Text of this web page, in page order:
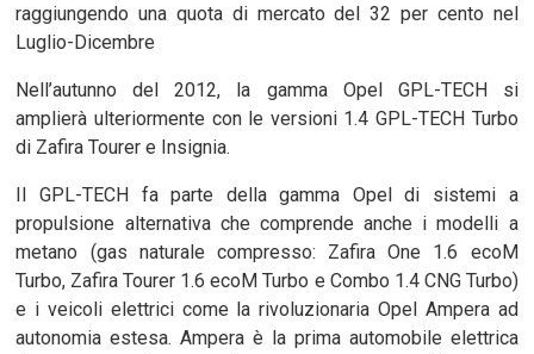
raggiungendo una quota di mercato del 32 per cento nel
Luglio-Dicembre
Nell’autunno del 2012, la gamma Opel GPL-TECH si
amplierà ulteriormente con le versioni 1.4 GPL-TECH Turbo
di Zafira Tourer e Insignia.
Il GPL-TECH fa parte della gamma Opel di sistemi a
propulsione alternativa che comprende anche i modelli a
metano (gas naturale compresso: Zafira One 1.6 ecoM
Turbo, Zafira Tourer 1.6 ecoM Turbo e Combo 1.4 CNG Turbo)
e i veicoli elettrici come la rivoluzionaria Opel Ampera ad
autonomia estesa. Ampera è la prima automobile elettrica